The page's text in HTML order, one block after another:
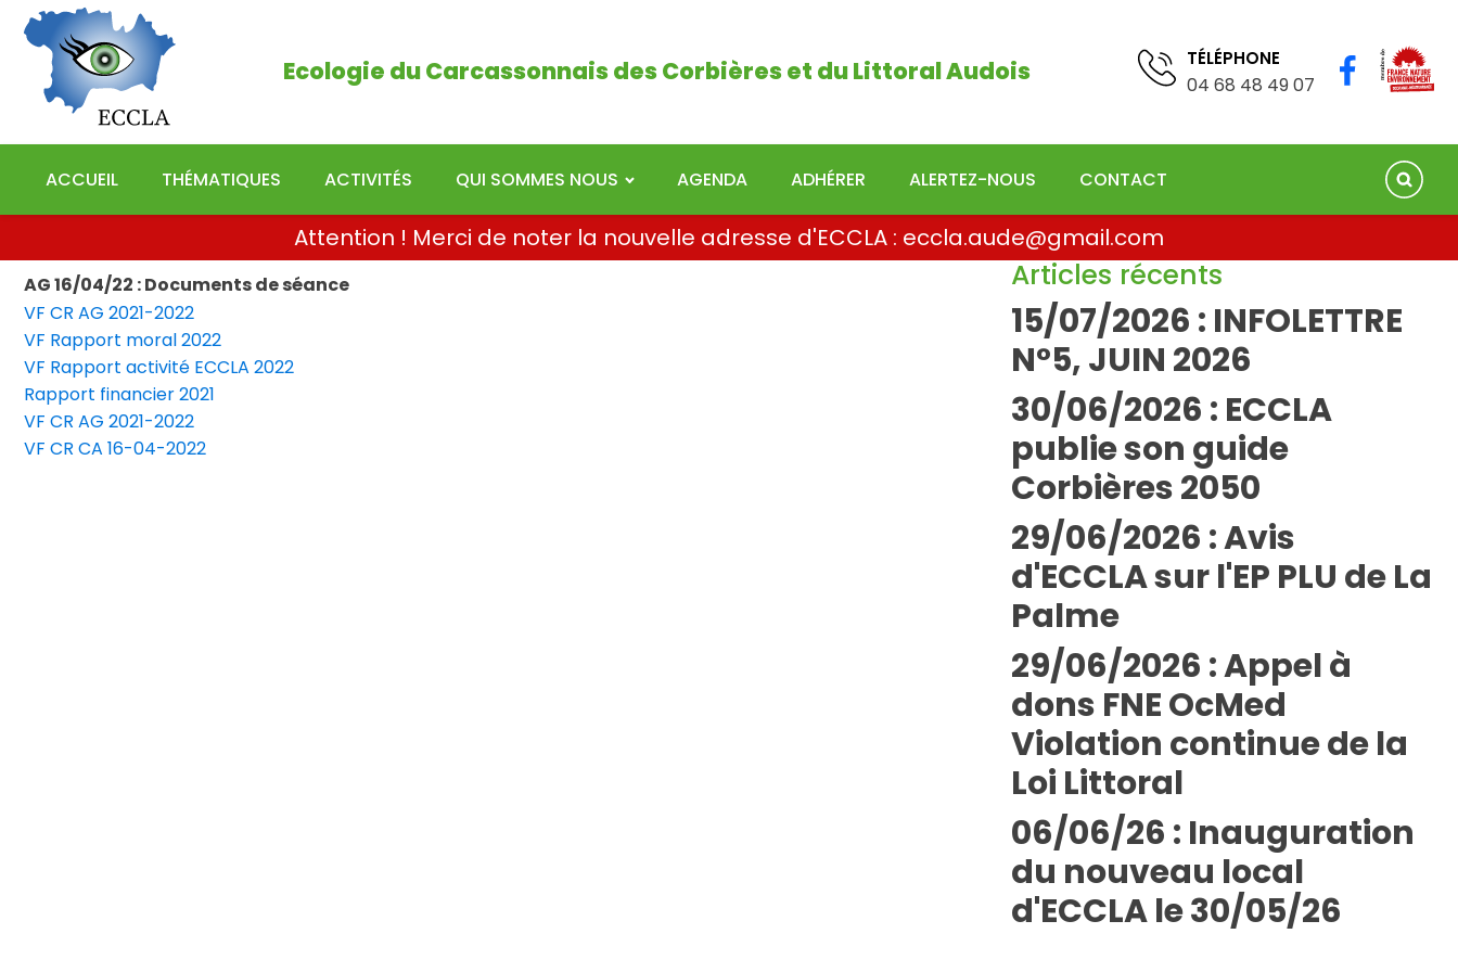
Ecologie du Carcassonnais des Corbières et du Littoral Audois TÉLÉPHONE
04 68 48 49 07
04 68 41 75 78
ACCUEIL THÉMATIQUES ACTIVITÉS QUI SOMMES NOUS AGENDA ADHÉRER ALERTEZ-NOUS CONTACT
Attention ! Merci de noter la nouvelle adresse d'ECCLA : eccla.aude@gmail.com
AG 16/04/22 : Documents de séance
VF CR AG 2021-2022
VF Rapport moral 2022
VF Rapport activité ECCLA 2022
Rapport financier 2021
VF CR AG 2021-2022
VF CR CA 16-04-2022
Articles récents
15/07/2026 : INFOLETTRE
N°5, JUIN 2026
30/06/2026 : ECCLA
publie son guide
Corbières 2050
29/06/2026 : Avis
d'ECCLA sur l'EP PLU de La
Palme
29/06/2026 : Appel à
dons FNE OcMed
Violation continue de la
Loi Littoral
06/06/26 : Inauguration
du nouveau local
d'ECCLA le 30/05/26